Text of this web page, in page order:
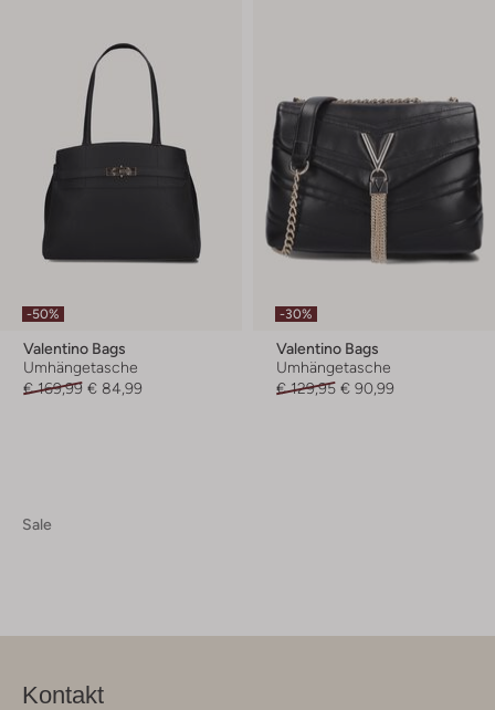
-50%
Valentino Bags
Umhängetasche
€ 169,99 € 84,99
-30%
Valentino Bags
Umhängetasche
€ 129,95 € 90,99
Sale
Kontakt